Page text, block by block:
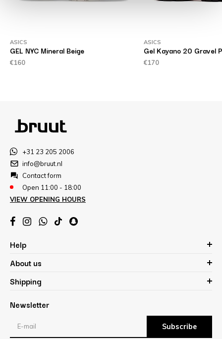
ASICS
GEL NYC Mineral Beige
€160
ASICS
Gel Kayano 20 Gravel
€170
+31 23 205 2006
info@bruut.nl
Contact form
Open 11:00 - 18:00
VIEW OPENING HOURS
Help
About us
Shipping
Newsletter
Subscribe